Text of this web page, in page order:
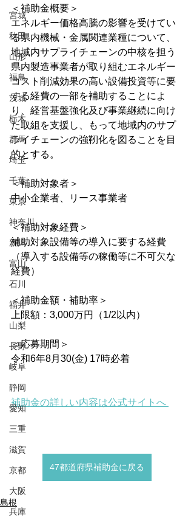
宮城
秋田
山形
福島
茨城
栃木
群馬
埼玉
千葉
東京
神奈川
新潟
富山
石川
福井
山梨
長野
岐阜
静岡
愛知
三重
滋賀
京都
大阪
兵庫
＜補助金概要＞
エネルギー価格高騰の影響を受けてい
る県内機械・金属関連業種について、
地域内サプライチェーンの中核を担う
県内製造事業者が取り組むエネルギー
コスト削減効果の高い設備投資等に要
する経費の一部を補助することによ
り、経営基盤強化及び事業継続に向け
た取組を支援し、もって地域内のサプ
ライチェーンの強靭化を図ることを目
的とする。
＜補助対象者＞
中小企業者、リース事業者
＜補助対象経費＞
補助対象設備等の導入に要する経費
（導入する設備等の稼働等に不可欠な
経費）
＜補助金額・補助率＞
上限額：3,000万円（1/2以内）
＜応募期間＞
令和6年8月30(金) 17時必着
補助金の詳しい内容は公式サイトへ
47都道府県補助金に戻る
島根